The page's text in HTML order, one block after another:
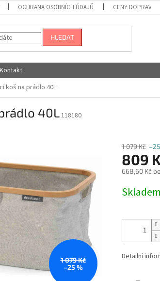
OCHRANA OSOBNÍCH ÚDAJŮ CENY DOPRAVY
HLEDAT
Kontakt
koš na prádlo 40L
40L118180
1 079 Kč
–25 %
1 079 Kč
809
668,60 Kč
cena:
Skladem
Detailní